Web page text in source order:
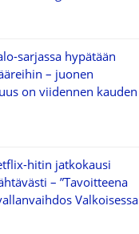
sarjassa hypätään
– juonen
on viidennen kauden
hitin jatkokausi
– ”Tavoitteena
Valkoisessa